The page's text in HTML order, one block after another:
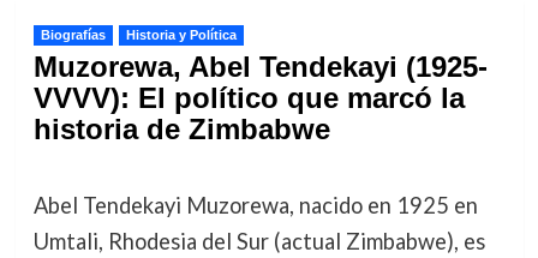
Biografías Historia y Política
Muzorewa, Abel Tendekayi (1925-
VVVV): El político que marcó la
historia de Zimbabwe
Abel Tendekayi Muzorewa, nacido en 1925 en
Umtali, Rhodesia del Sur (actual Zimbabwe), es